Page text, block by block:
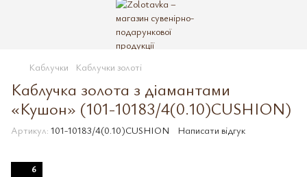
Каблучки Каблучки золоті
Каблучка золота з діамантами
«Кушон» (101-10183/4(0.10)CUSHION)
Артикул: 101-10183/4(0.10)CUSHION Написати відгук
6